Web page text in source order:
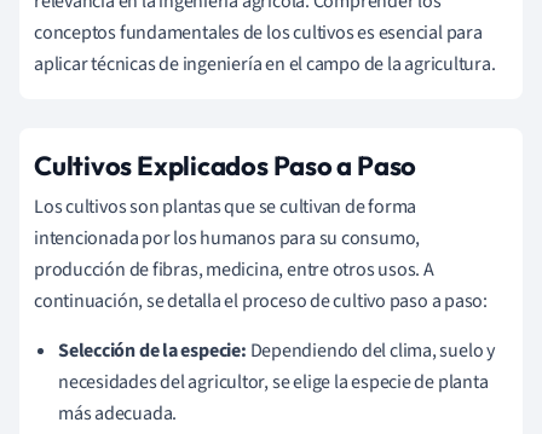
conceptos fundamentales de los cultivos es esencial para
aplicar técnicas de ingeniería en el campo de la agricultura.
Cultivos Explicados Paso a Paso
Los cultivos son plantas que se cultivan de forma
intencionada por los humanos para su consumo,
producción de fibras, medicina, entre otros usos. A
continuación, se detalla el proceso de cultivo paso a paso:
Selección de la especie: Dependiendo del clima, suelo y
necesidades del agricultor, se elige la especie de planta
más adecuada.